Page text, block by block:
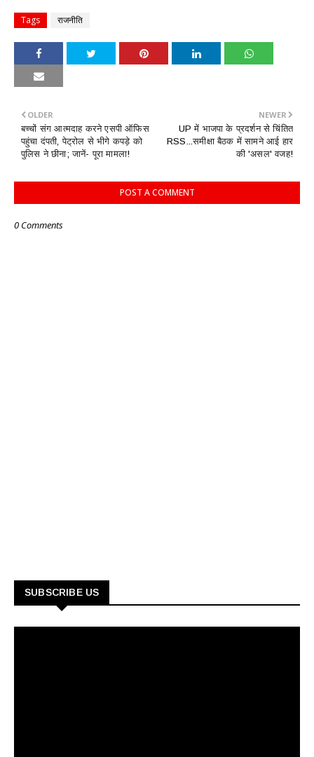
Tags राजनीति
NEWER
UP में भाजपा के प्रदर्शन से चिंतित
RSS...समीक्षा बैठक में सामने आई हार
की 'असल' वजह!
OLDER
बच्चों संग आत्मदाह करने एसपी ऑफिस
पहुंचा दंपती, पेट्रोल से भीगे कपड़े को
पुलिस ने छीना; जानें- पूरा मामला!
POST A COMMENT
0 Comments
SUBSCRIBE US